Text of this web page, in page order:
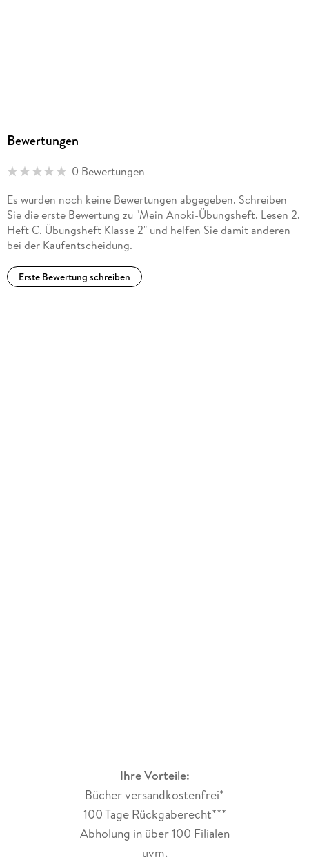
Bewertungen
0 Bewertungen
Es wurden noch keine Bewertungen abgegeben. Schreiben
Sie die erste Bewertung zu "Mein Anoki-Übungsheft. Lesen 2.
Heft C. Übungsheft Klasse 2" und helfen Sie damit anderen
bei der Kaufentscheidung.
Erste Bewertung schreiben
Ihre Vorteile:
Bücher versandkostenfrei*
100 Tage Rückgaberecht***
Abholung in über 100 Filialen
uvm.